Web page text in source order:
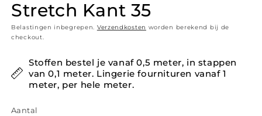
Stretch Kant 35
Belastingen inbegrepen. Verzendkosten worden berekend bij de
checkout.
Stoffen bestel je vanaf 0,5 meter, in stappen
van 0,1 meter. Lingerie fournituren vanaf 1
meter, per hele meter.
Aantal